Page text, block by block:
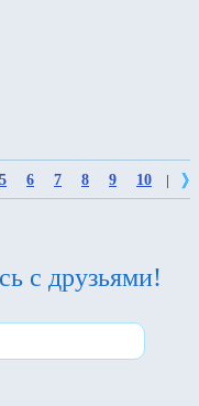
5 6 7 8 9 10
с друзьями!